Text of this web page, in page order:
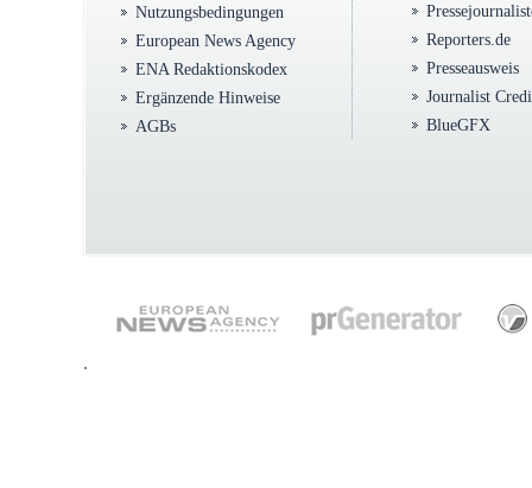
Nutzungsbedingungen
European News Agency
ENA Redaktionskodex
Ergänzende Hinweise
AGBs
Reporters.de
Presseausweis
Journalist
BlueGFX
.